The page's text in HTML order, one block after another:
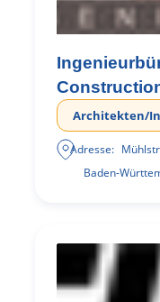
Architekten/
Adresse:
Baden-